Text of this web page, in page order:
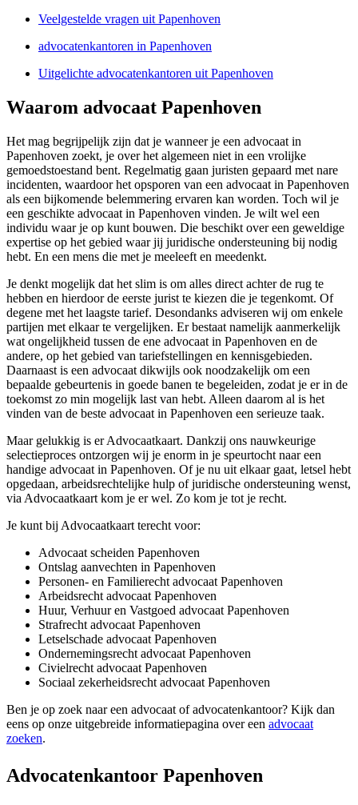
Veelgestelde vragen uit Papenhoven
advocatenkantoren in Papenhoven
Uitgelichte advocatenkantoren uit Papenhoven
Waarom advocaat Papenhoven
Het mag begrijpelijk zijn dat je wanneer je een advocaat in
Papenhoven zoekt, je over het algemeen niet in een vrolijke
gemoedstoestand bent. Regelmatig gaan juristen gepaard met nare
incidenten, waardoor het opsporen van een advocaat in Papenhoven
als een bijkomende belemmering ervaren kan worden. Toch wil je
een geschikte advocaat in Papenhoven vinden. Je wilt wel een
individu waar je op kunt bouwen. Die beschikt over een geweldige
expertise op het gebied waar jij juridische ondersteuning bij nodig
hebt. En een mens die met je meeleeft en meedenkt.
Je denkt mogelijk dat het slim is om alles direct achter de rug te
hebben en hierdoor de eerste jurist te kiezen die je tegenkomt. Of
degene met het laagste tarief. Desondanks adviseren wij om enkele
partijen met elkaar te vergelijken. Er bestaat namelijk aanmerkelijk
wat ongelijkheid tussen de ene advocaat in Papenhoven en de
andere, op het gebied van tariefstellingen en kennisgebieden.
Daarnaast is een advocaat dikwijls ook noodzakelijk om een
bepaalde gebeurtenis in goede banen te begeleiden, zodat je er in de
toekomst zo min mogelijk last van hebt. Alleen daarom al is het
vinden van de beste advocaat in Papenhoven een serieuze taak.
Maar gelukkig is er Advocaatkaart. Dankzij ons nauwkeurige
selectieproces ontzorgen wij je enorm in je speurtocht naar een
handige advocaat in Papenhoven. Of je nu uit elkaar gaat, letsel hebt
opgedaan, arbeidsrechtelijke hulp of juridische ondersteuning wenst,
via Advocaatkaart kom je er wel. Zo kom je tot je recht.
Je kunt bij Advocaatkaart terecht voor:
Advocaat scheiden Papenhoven
Ontslag aanvechten in Papenhoven
Personen- en Familierecht advocaat Papenhoven
Arbeidsrecht advocaat Papenhoven
Huur, Verhuur en Vastgoed advocaat Papenhoven
Strafrecht advocaat Papenhoven
Letselschade advocaat Papenhoven
Ondernemingsrecht advocaat Papenhoven
Civielrecht advocaat Papenhoven
Sociaal zekerheidsrecht advocaat Papenhoven
Ben je op zoek naar een advocaat of advocatenkantoor? Kijk dan
eens op onze uitgebreide informatiepagina over een advocaat
zoeken.
Advocatenkantoor Papenhoven